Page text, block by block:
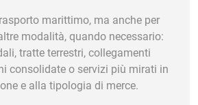
marittimo, ma anche per
modalità, quando necessario:
tratte terrestri, collegamenti
consolidate o servizi più mirati in
e alla tipologia di merce.